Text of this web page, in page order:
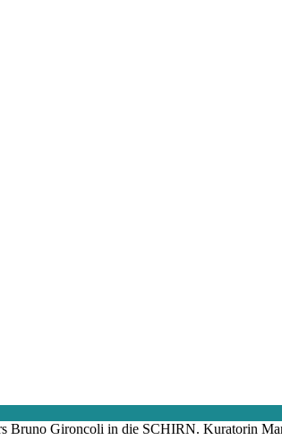
Bruno Gironcoli in die SCHIRN. Kuratorin